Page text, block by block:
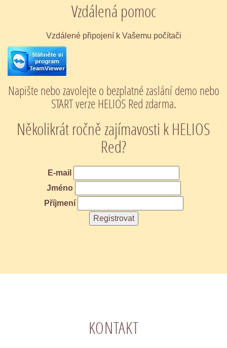
Vzdálená pomoc
Vzdálené připojení k Vašemu počítači
Napište nebo zavolejte o bezplatné zaslání demo nebo
START verze HELIOS Red zdarma.
Několikrát ročně zajímavosti k HELIOS
Red?
E-mail
Jméno
Příjmení
KONTAKT